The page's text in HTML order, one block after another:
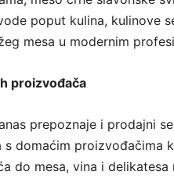
poput kulina, kulinove
mesa u modernim
proizvođača
prepoznaje i prodajni
s domaćim proizvođačima
do mesa, vina i